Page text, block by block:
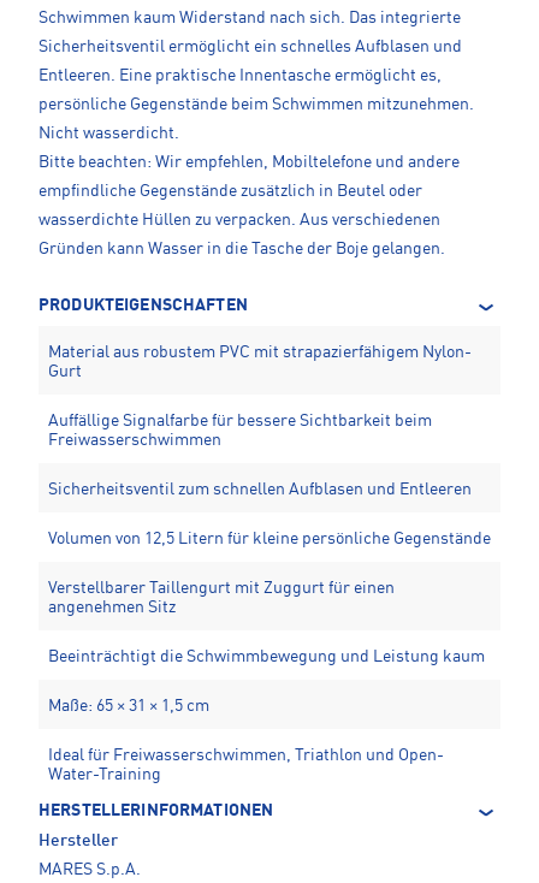
Schwimmen kaum Widerstand nach sich. Das integrierte
Sicherheitsventil ermöglicht ein schnelles Aufblasen und
Entleeren. Eine praktische Innentasche ermöglicht es,
persönliche Gegenstände beim Schwimmen mitzunehmen.
Nicht wasserdicht.
Bitte beachten: Wir empfehlen, Mobiltelefone und andere
empfindliche Gegenstände zusätzlich in Beutel oder
wasserdichte Hüllen zu verpacken. Aus verschiedenen
Gründen kann Wasser in die Tasche der Boje gelangen.
PRODUKTEIGENSCHAFTEN
Material aus robustem PVC mit strapazierfähigem Nylon-
Gurt
Auffällige Signalfarbe für bessere Sichtbarkeit beim
Freiwasserschwimmen
Sicherheitsventil zum schnellen Aufblasen und Entleeren
Volumen von 12,5 Litern für kleine persönliche Gegenstände
Verstellbarer Taillengurt mit Zuggurt für einen
angenehmen Sitz
Beeinträchtigt die Schwimmbewegung und Leistung kaum
Maße: 65 × 31 × 1,5 cm
Ideal für Freiwasserschwimmen, Triathlon und Open-
Water-Training
HERSTELLERINFORMATIONEN
Hersteller
MARES S.p.A.